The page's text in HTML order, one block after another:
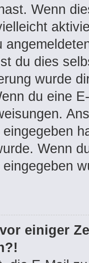
Wenn
du dies
wurde
du eine
Wenn
einiger